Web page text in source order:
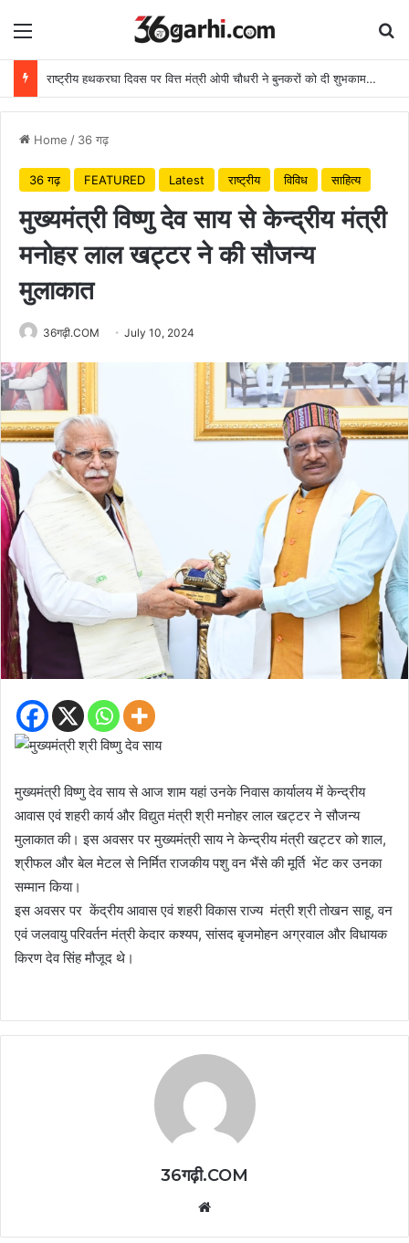
Menu
राष्ट्रीय हथकरघा दिवस पर वित्त मंत्री ओपी चौधरी ने बुनकरों को दी शुभकामनाएं
Home / 36 गढ़
36 गढ़ FEATURED Latest राष्ट्रीय विविध साहित्य
मुख्यमंत्री विष्णु देव साय से केन्द्रीय मंत्री
मनोहर लाल खट्टर ने की सौजन्य
मुलाकात
36गढ़ी.COM July 10, 2024
मुख्यमंत्री विष्णु देव साय से आज शाम यहां उनके निवास कार्यालय में केन्द्रीय
आवास एवं शहरी कार्य और विद्युत मंत्री श्री मनोहर लाल खट्टर ने सौजन्य
मुलाकात की। इस अवसर पर मुख्यमंत्री साय ने केन्द्रीय मंत्री खट्टर को शाल,
श्रीफल और बेल मेटल से निर्मित राजकीय पशु वन भैंसे की मूर्ति भेंट कर उनका
सम्मान किया।
इस अवसर पर केंद्रीय आवास एवं शहरी विकास राज्य मंत्री श्री तोखन साहू, वन
एवं जलवायु परिवर्तन मंत्री केदार कश्यप, सांसद बृजमोहन अग्रवाल और विधायक
किरण देव सिंह मौजूद थे।
36गढ़ी.COM